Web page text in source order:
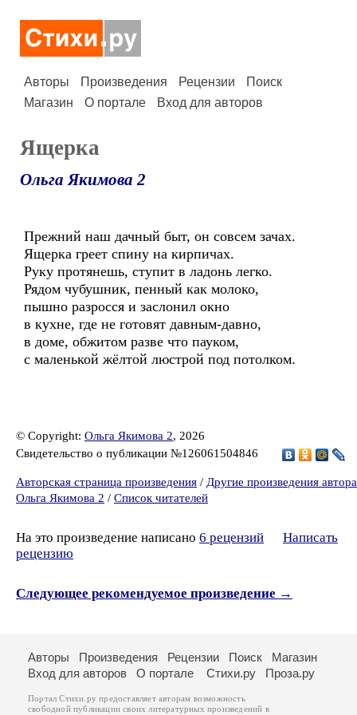
Авторы Произведения Рецензии
Поиск
Магазин
О портале Вход для авторов
Ящерка
Ольга Якимова 2
Прежний наш дачный быт, он совсем зачах.
Ящерка греет спину на кирпичах.
Руку протянешь, ступит в ладонь легко.
Рядом чубушник, пенный как молоко,
пышно разросся и заслонил окно
в кухне, где не готовят давным-давно,
в доме, обжитом разве что пауком,
с маленькой жёлтой люстрой под потолком.
© Copyright: Ольга Якимова 2, 2026
Свидетельство о публикации №126061504846
Авторская страница произведения / Другие произведения автора
Ольга Якимова 2 / Список читателей
На это произведение написано 6 рецензий
Написать
рецензию
Следующее рекомендуемое произведение →
Авторы Произведения Рецензии Поиск
Магазин
Вход для авторов
О портале Стихи.ру Проза.ру
Портал Стихи.ру предоставляет авторам возможность
свободной публикации своих литературных произведений в